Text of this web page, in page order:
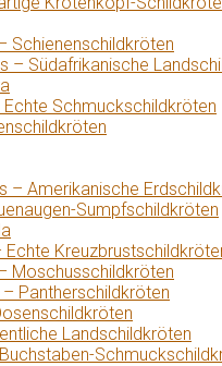
Schienenschildkröten
– Südafrikanische
Schmuckschildkröten
– Amerikanische
Sumpfschildkröten
Moschusschildkröten
Pantherschildkröten
Landschildkröten